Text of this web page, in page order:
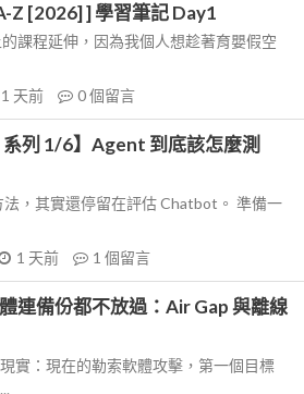
Z [2026] ] 學習筆記 Day1
課程延伸，因為我個人想趁著育嬰假空
1 天前 0個留言
列 1/6】Agent 到底該怎麼測
，其實還停留在評估 Chatbot。 準備一
1 天前 1 個留言
連備份都不放過：Air Gap 與離線
實：現在的勒索軟體攻擊，第一個目標